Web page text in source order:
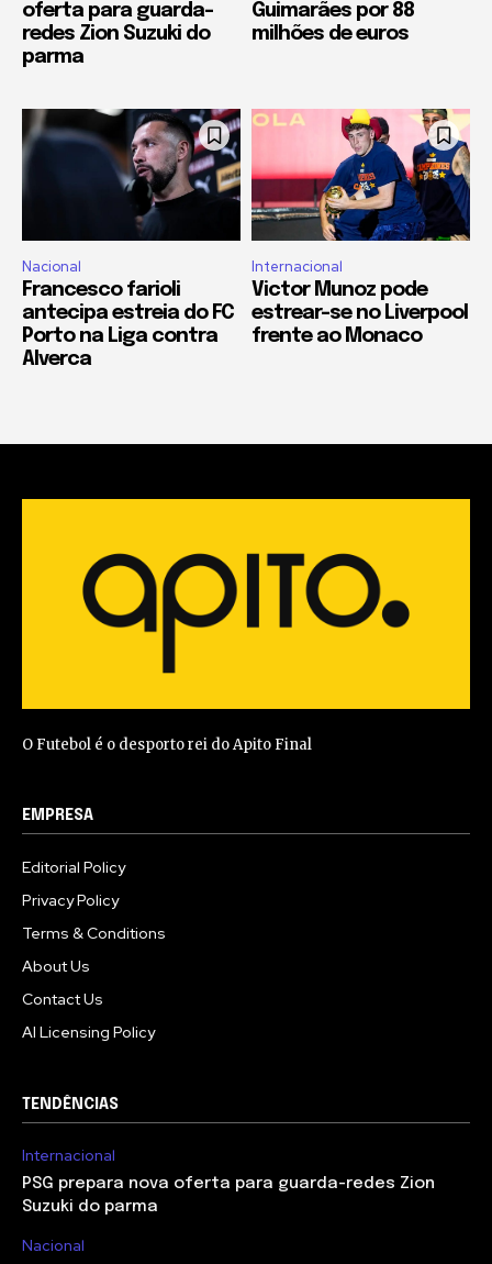
oferta para guarda-
redes Zion Suzuki do
parma
Guimarães por 88
milhões de euros
Nacional
Francesco farioli
antecipa estreia do FC
Porto na Liga contra
Alverca
Internacional
Victor Munoz pode
estrear-se no Liverpool
frente ao Monaco
O Futebol é o desporto rei do Apito Final
EMPRESA
Editorial Policy
Privacy Policy
Terms & Conditions
About Us
Contact Us
AI Licensing Policy
TENDÊNCIAS
Internacional
PSG prepara nova oferta para guarda-redes Zion
Suzuki do parma
Nacional